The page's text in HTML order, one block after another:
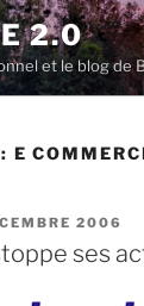
2.0
et le blog de
E
2006
ses